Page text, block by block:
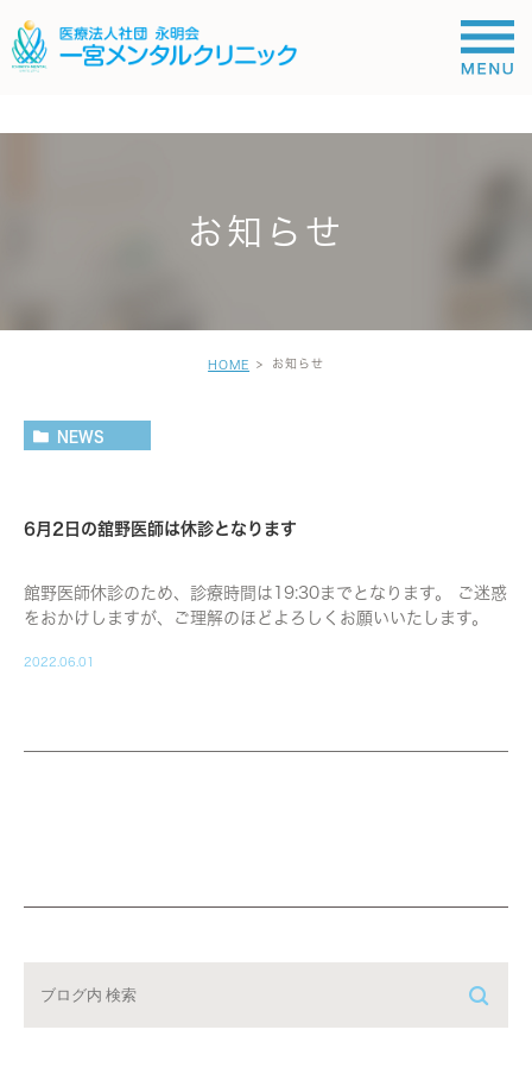
お知らせ
HOME お知らせ
NEWS
6月2日の舘野医師は休診となります
館野医師休診のため、診療時間は19:30までとなります。 ご迷惑
をおかけしますが、ご理解のほどよろしくお願いいたします。
2022.06.01